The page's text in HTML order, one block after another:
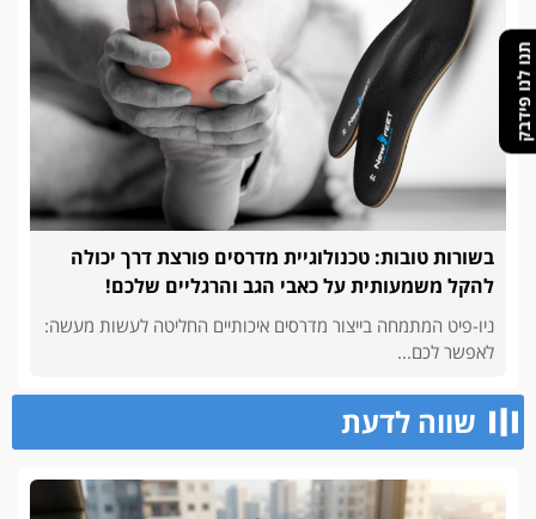
תנו לנו פידבק
בשורות טובות: טכנולוגיית מדרסים פורצת דרך יכולה
להקל משמעותית על כאבי הגב והרגליים שלכם!
ניו-פיט המתמחה בייצור מדרסים איכותיים החליטה לעשות מעשה:
לאפשר לכם...
שווה לדעת